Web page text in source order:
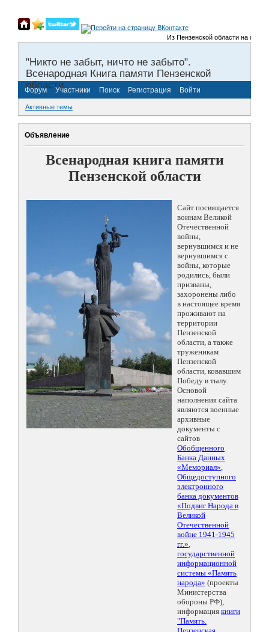
Из Пензенской области на
"Никто не забыт, ничто не забыто".
Всенародная Книга памяти Пензенской
области.
Форум Участники Поиск Регистрация Войти
Активные темы
Объявление
Всенародная книга памяти
Пензенской области
Сайт посвящается
воинам Великой
Отечественной
войны,
вернувшимся и не
вернувшимся с
войны, которые
родились, были
призваны,
захоронены либо
в настоящее время
проживают на
территории
Пензенской
области, а также
труженикам
Пензенской
области, ковавшим
Победу в тылу.
Основой
наполнения сайта
являются военные
архивные
документы с
сайтов
Обобщенного
Банка Данных
«Мемориал»,
Общедоступного
электронного
банка документов
«Подвиг Народа в
Великой
Отечественной
войне 1941-1945
гг.»,
государственной
информационной
системы «Память
народа» (проекты
Министерства
обороны РФ),
информация книги
"Память.